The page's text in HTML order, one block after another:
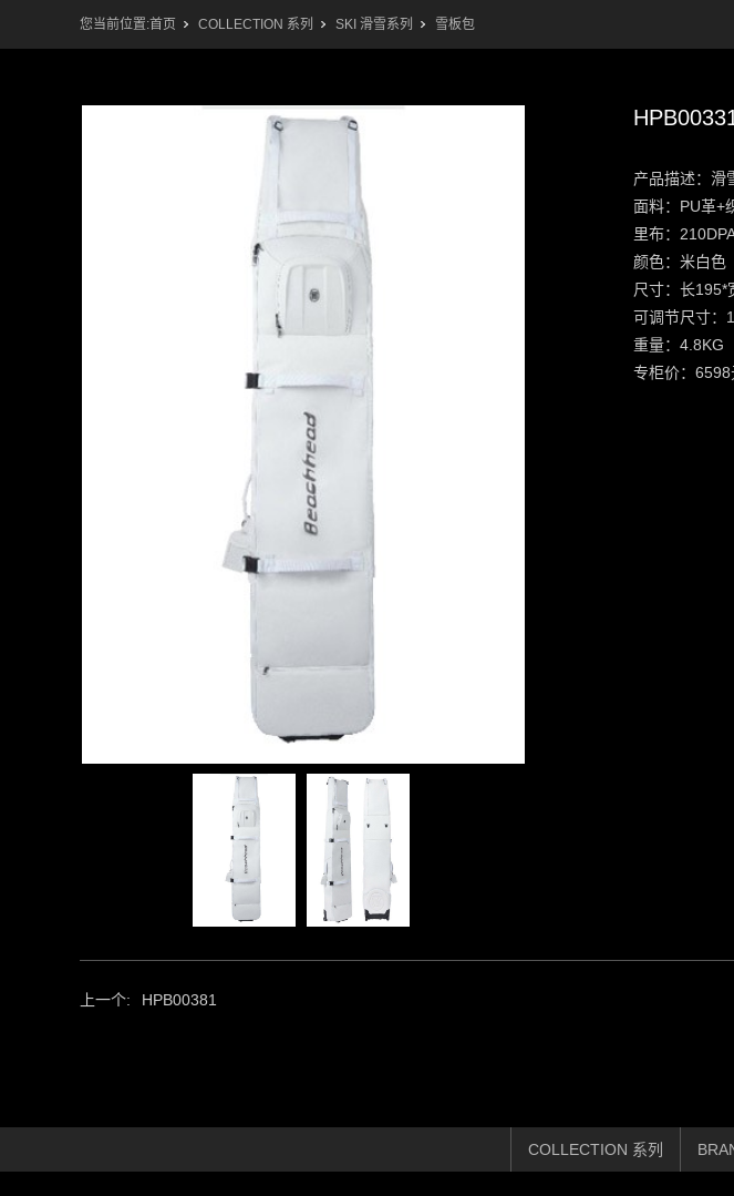
您当前位置:首页 COLLECTION 系列 SKI 滑雪系列 雪板包
产品描述：滑
面料：PU革+
里布：
颜色：米白色
尺寸：长195*
可调节尺寸：
重量：4.8KG
专柜价：6598
上一个: HPB00381
COLLECTION 系列